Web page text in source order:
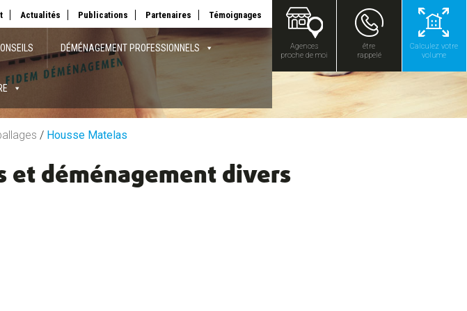
Actualités Publications Partenaires Témoignages
DÉMÉNAGEMENT PROFESSIONNELS
Agences
proche de moi
être
rappelé
Calculez votre
volume
/ Housse Matelas
et déménagement divers